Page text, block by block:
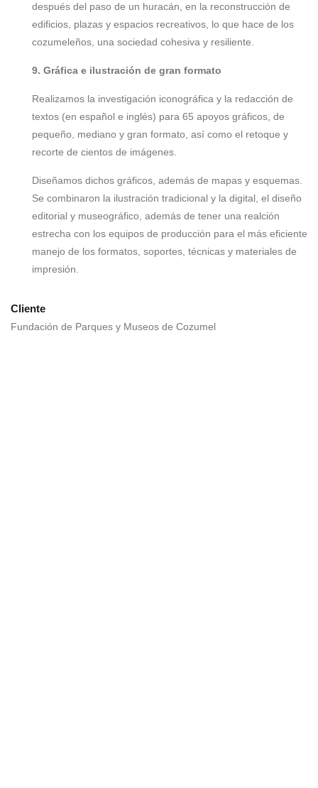
después del paso de un huracán, en la reconstrucción de
edificios, plazas y espacios recreativos, lo que hace de los
cozumeleños, una sociedad cohesiva y resiliente.
9. Gráfica e ilustración de gran formato
Realizamos la investigación iconográfica y la redacción de
textos (en español e inglés) para 65 apoyos gráficos, de
pequeño, mediano y gran formato, así como el retoque y
recorte de cientos de imágenes.
Diseñamos dichos gráficos, además de mapas y esquemas.
Se combinaron la ilustración tradicional y la digital, el diseño
editorial y museográfico, además de tener una realción
estrecha con los equipos de producción para el más eficiente
manejo de los formatos, soportes, técnicas y materiales de
impresión.
Cliente
Fundación de Parques y Museos de Cozumel